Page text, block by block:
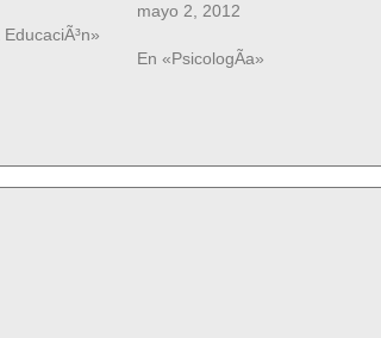
innatos, se organizan durante la
conducta, se internalizan durante
mayo 2, 2012
En «PsicologÃ­a»